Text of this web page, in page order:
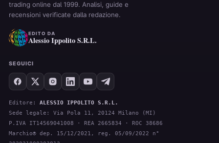
trading online dal 1999. Analisi, guide e
recensioni verificate dalla redazione.
EDITO DA
Alessio Ippolito S.R.L.
SEGUICI
Editore: ALESSIO IPPOLITO S.R.L.
Sede legale: Via Pola 11, 20124 Milano (MI)
P.IVA IT14569041008 · REA 2665834 · ROC 38686
Marchio® dep. 15/12/2021, reg. 05/09/2022 n°